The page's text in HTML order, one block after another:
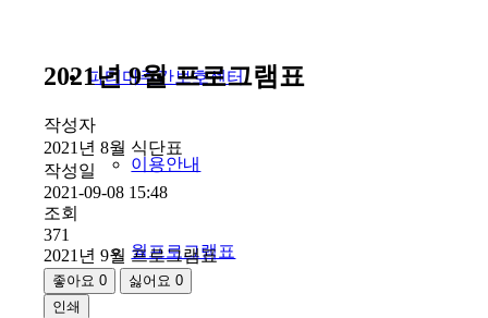
파티마주간보호센터
이용안내
월프로그램표
2021년 9월 프로그램표
작성자
2021년 8월 식단표
작성일
2021-09-08 15:48
조회
371
2021년 9월 프로그램표
좋아요0 싫어요0
인쇄